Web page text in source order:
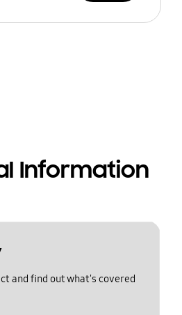
Information
and find out what's covered